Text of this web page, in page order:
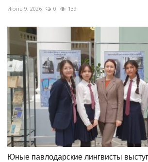
Июнь 9, 2026 0 139
Юные павлодарские лингвисты